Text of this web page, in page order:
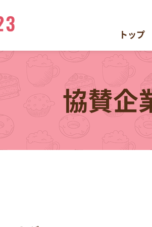
トップ
協賛企